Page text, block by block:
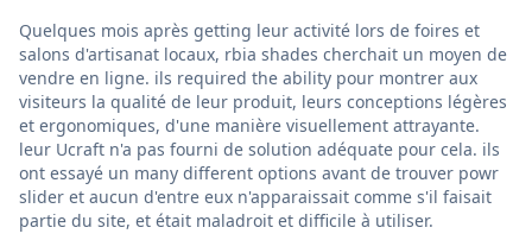
Quelques mois après getting leur activité lors de foires et
salons d'artisanat locaux, rbia shades cherchait un moyen de
vendre en ligne. ils required the ability pour montrer aux
visiteurs la qualité de leur produit, leurs conceptions légères
et ergonomiques, d'une manière visuellement attrayante.
leur Ucraft n'a pas fourni de solution adéquate pour cela. ils
ont essayé un many different options avant de trouver powr
slider et aucun d'entre eux n'apparaissait comme s'il faisait
partie du site, et était maladroit et difficile à utiliser.